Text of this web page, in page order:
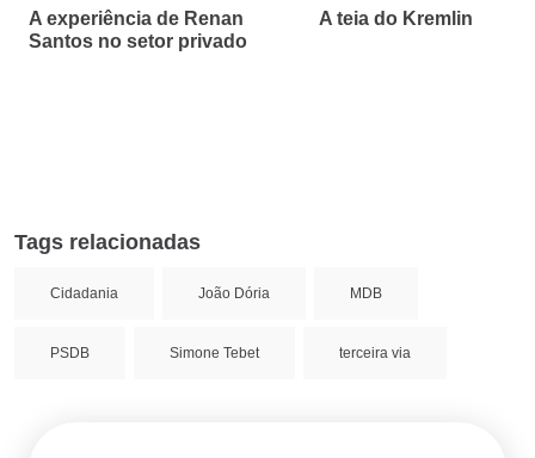
A experiência de Renan
Santos no setor privado
A teia do Kremlin
Tags relacionadas
Cidadania João Dória MDB
PSDB Simone Tebet terceira via